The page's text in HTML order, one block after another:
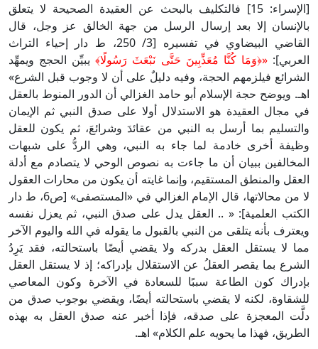
[الإسراء: 15] فالتكليف بالبحث عن العقيدة الصحيحة لا يتعلق
بالإنسان إلا بعد إرسال الرسل من جهة الخالق عز وجل، قال
القاضي البيضاوي في تفسيره [3/ 250، ط دار إحياء التراث
العربي]:«﴿وَمَا كُنَّا مُعَذِّبِينَ حَتَّى نَبْعَثَ رَسُولًا﴾يبيِّن الحجج ويمهِّد
الشرائع فيلزمهم الحجة، وفيه دليلٌ على أن لا وجوب قبل الشرع»
اهـ. ويوضح حجة الإسلام أبو حامد الغزالي أن الدور المنوط بالعقل
في مجال العقيدة هو الاستدلال أولا على صدق النبي ثم الإيمان
والتسليم بما أرسل به النبي من عقائدَ وشرائعَ، ثم يكون للعقل
وظيفة أخرى خادمة لما جاء به النبي، وهي الردُّ على شبهات
المخالفين ببيان أن ما جاءت به نصوص الوحي لا يتصادم مع أدلة
العقل والمنطق المستقيم، وإنما غايته أن يكون من محارات العقول
لا من محالاتها، قال الإمام الغزالي في «المستصفى» [ص6، ط دار
الكتب العلمية]: « .. العقل يدل على صدق النبي، ثم يعزل نفسه
ويعترف بأنه يتلقى من النبي بالقبول ما يقوله في الله واليوم الآخر
مما لا يستقل العقل بدركه ولا يقضي أيضًا باستحالته، فقد يَرِدُ
الشرع بما يقصر العقلُ عن الاستقلال بإدراكه؛ إذ لا يستقل العقل
بإدراك كون الطاعة سببًا للسعادة في الآخرة وكون المعاصي
للشقاوة، لكنه لا يقضي باستحالته أيضًا، ويقضي بوجوب صدق من
دلَّت المعجزة على صدقه، فإذا أخبر عنه صدق العقل به بهذه
الطريق، فهذا ما يحويه علم الكلام» اهـ.